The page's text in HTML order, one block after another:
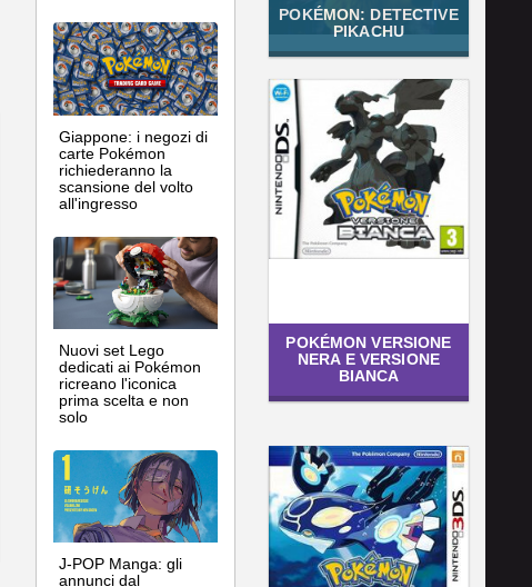
Giappone: i negozi di
carte Pokémon
richiederanno la
scansione del volto
all'ingresso
Nuovi set Lego
dedicati ai Pokémon
ricreano l'iconica
prima scelta e non
solo
J-POP Manga: gli
annunci dal
POKÉMON: DETECTIVE
PIKACHU
POKÉMON VERSIONE
NERA E VERSIONE
BIANCA